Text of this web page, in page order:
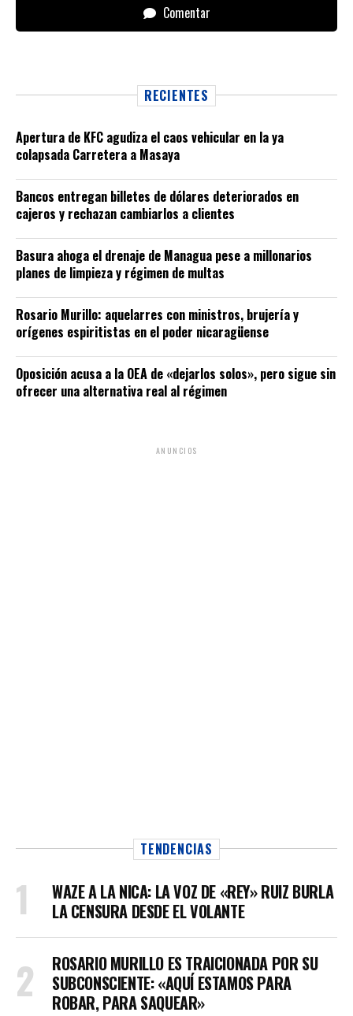
Comentar
RECIENTES
Apertura de KFC agudiza el caos vehicular en la ya
colapsada Carretera a Masaya
Bancos entregan billetes de dólares deteriorados en
cajeros y rechazan cambiarlos a clientes
Basura ahoga el drenaje de Managua pese a millonarios
planes de limpieza y régimen de multas
Rosario Murillo: aquelarres con ministros, brujería y
orígenes espiritistas en el poder nicaragüense
Oposición acusa a la OEA de «dejarlos solos», pero sigue sin
ofrecer una alternativa real al régimen
ANUNCIOS
TENDENCIAS
WAZE A LA NICA: LA VOZ DE «REY» RUIZ BURLA
LA CENSURA DESDE EL VOLANTE
ROSARIO MURILLO ES TRAICIONADA POR SU
SUBCONSCIENTE: «AQUÍ ESTAMOS PARA
ROBAR, PARA SAQUEAR»